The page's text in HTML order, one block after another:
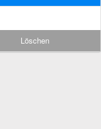
Löschen